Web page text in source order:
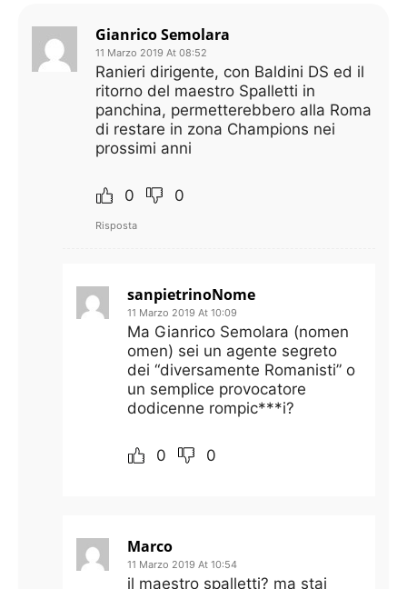
Gianrico Semolara
11 Marzo 2019 At 08:52
Ranieri dirigente, con Baldini DS ed il
ritorno del maestro Spalletti in
panchina, permetterebbero alla Roma
di restare in zona Champions nei
prossimi anni
0 0
Risposta
sanpietrinoNome
11 Marzo 2019 At 10:09
Ma Gianrico Semolara (nomen
omen) sei un agente segreto
dei “diversamente Romanisti” o
un semplice provocatore
dodicenne rompic***i?
0 0
Marco
11 Marzo 2019 At 10:54
il maestro spalletti? ma stai